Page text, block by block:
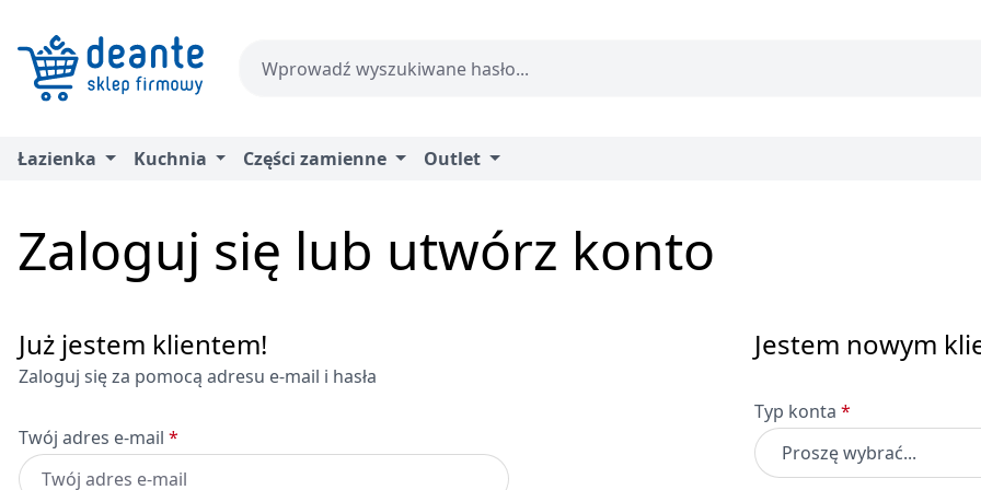
Łazienka Kuchnia Części zamienne Outlet
Zaloguj się lub utwórz konto
Już jestem klientem!
Zaloguj się za pomocą adresu e-mail i hasła
Twój adres e-mail *
Jestem nowym
Dane osobowe
Typ konta *